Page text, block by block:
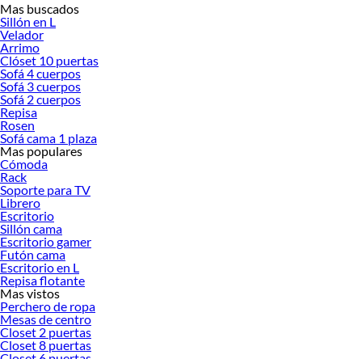
Mas buscados
Sillón en L
Velador
Arrimo
Clóset 10 puertas
Sofá 4 cuerpos
Sofá 3 cuerpos
Sofá 2 cuerpos
Repisa
Rosen
Sofá cama 1 plaza
Mas populares
Cómoda
Rack
Soporte para TV
Librero
Escritorio
Sillón cama
Escritorio gamer
Futón cama
Escritorio en L
Repisa flotante
Mas vistos
Perchero de ropa
Mesas de centro
Closet 2 puertas
Closet 8 puertas